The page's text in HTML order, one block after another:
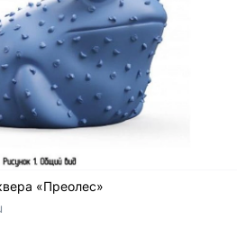
«Преолес»